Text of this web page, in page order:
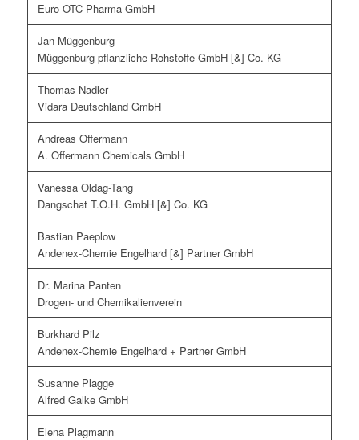
Euro OTC Pharma GmbH
Jan Müggenburg
Müggenburg pflanzliche Rohstoffe GmbH [&] Co. KG
Thomas Nadler
Vidara Deutschland GmbH
Andreas Offermann
A. Offermann Chemicals GmbH
Vanessa Oldag-Tang
Dangschat T.O.H. GmbH [&] Co. KG
Bastian Paeplow
Andenex-Chemie Engelhard [&] Partner GmbH
Dr. Marina Panten
Drogen- und Chemikalienverein
Burkhard Pilz
Andenex-Chemie Engelhard + Partner GmbH
Susanne Plagge
Alfred Galke GmbH
Elena Plagmann